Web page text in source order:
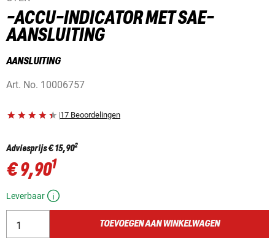
-ACCU-INDICATOR MET SAE-
AANSLUITING
AANSLUITING
Art. No. 10006757
|17 Beoordelingen
Adviesprijs€ 15,902
€ 9,901
Leverbaar
TOEVOEGEN AAN WINKELWAGEN